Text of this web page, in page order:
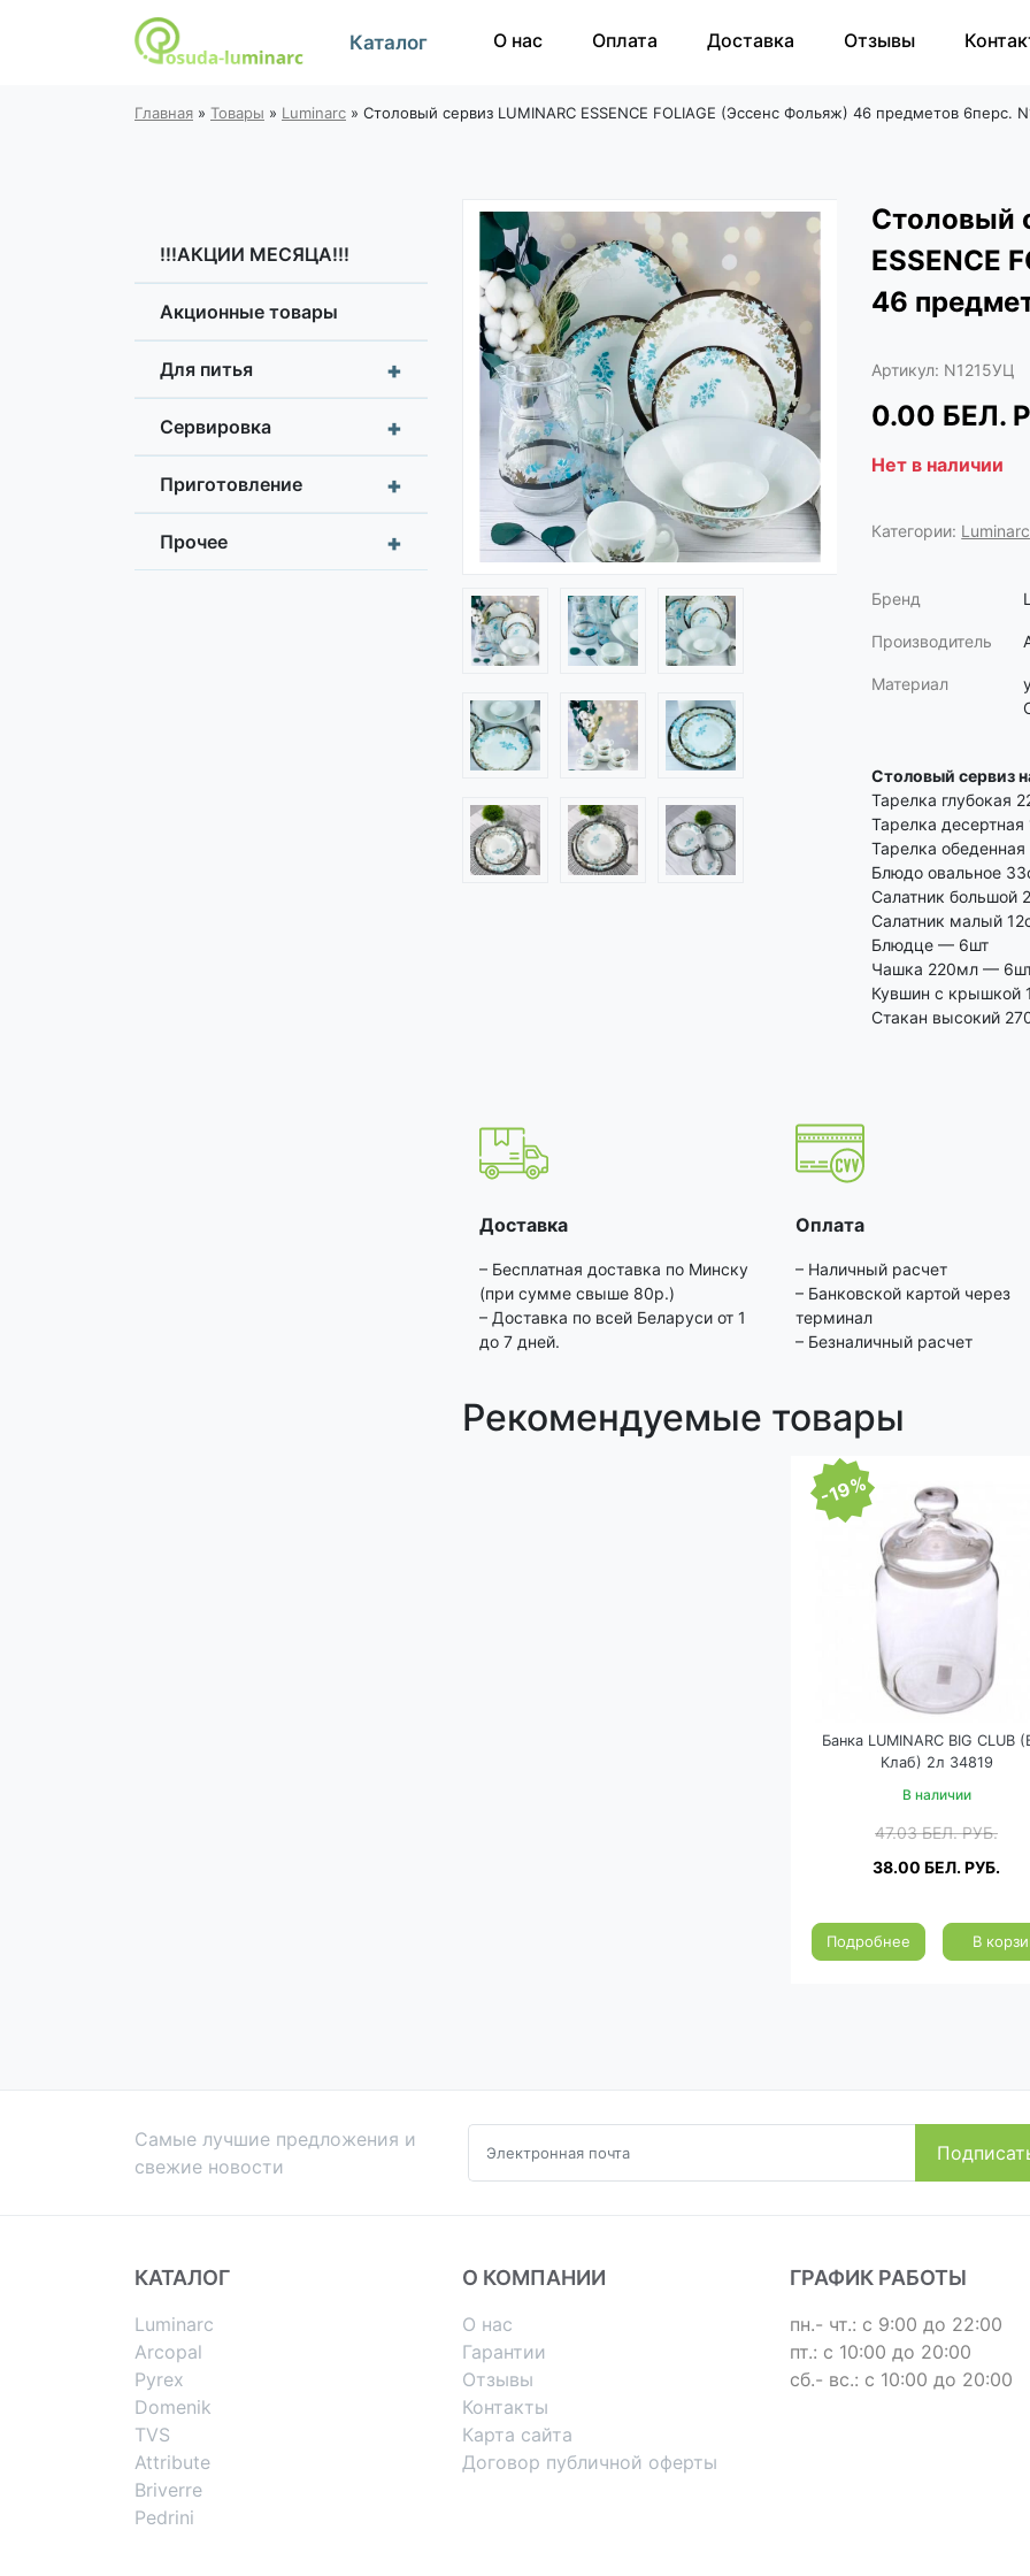
Каталог О нас Оплата Доставка Отзывы
Главная » Товары » Luminarc » Столовый сервиз LUMINARC ESSENCE FOLIAGE (Эссенс Фольяж) 46 предметов 6перс.
!!!АКЦИИ МЕСЯЦА!!!
Акционные товары
+
Для питья
+
Сервировка
+
Приготовление
+
Прочее
Столовый
ESSENCE
46
Артикул: N1215УЦ
0.00 БЕЛ.
Нет в наличии
Категории: Luminarc
Бренд
Производитель
Материал
Столовый сервиз
Тарелка глубокая
Тарелка
Тарелка
Блюдо овальное
Салатник большой
Салатник малый
Блюдце — 6шт
Чашка 220мл —
Кувшин с крышкой
Стакан высокий
Доставка
– Бесплатная доставка по Минску
(при сумме свыше 80р.)
– Доставка по всей Беларуси от 1
до 7 дней.
Оплата
– Наличный расчет
– Банковской картой через
терминал
– Безналичный расчет
Рекомендуемые товары
-19%
Банка LUMINARC BIG CLUB
Клаб) 2л 34819
В наличии
47.03БЕЛ. РУБ.
38.00 БЕЛ. РУБ.
Подробнее В
Самые лучшие предложения и
свежие новости
КАТАЛОГ
Luminarc
Arcopal
Pyrex
Domenik
TVS
Attribute
Briverre
Pedrini
О КОМПАНИИ
О нас
Гарантии
Отзывы
Контакты
Карта сайта
Договор публичной оферты
ГРАФИК РАБОТЫ
пн.- чт.: с 9:00 до 22:00
пт.: с 10:00 до 20:00
сб.- вс.: с 10:00 до 20:00